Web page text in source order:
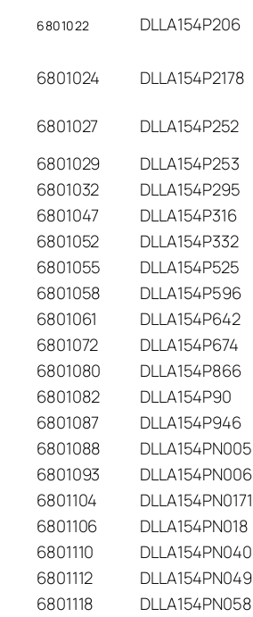
6801022 DLLA154P206
6801024 DLLA154P2178
6801027 DLLA154P252
6801029
DLLA154P253
6801032
DLLA154P295
6801047
DLLA154P316
6801052
DLLA154P332
6801055
DLLA154P525
6801058
DLLA154P596
6801061
DLLA154P642
6801072
DLLA154P674
6801080
DLLA154P866
6801082
DLLA154P90
6801087
DLLA154P946
6801088
DLLA154PN005
6801093
DLLA154PN006
6801104
DLLA154PN0171
6801106
DLLA154PN018
6801110
DLLA154PN040
6801112
DLLA154PN049
6801118
DLLA154PN058